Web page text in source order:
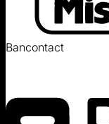
Bancontact